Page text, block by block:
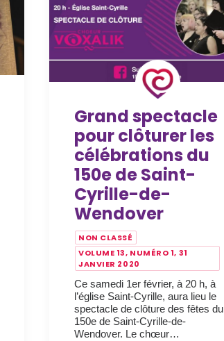
Grand spectacle
pour clôturer les
célébrations du
150e de Saint-
Cyrille-de-
Wendover
NON CLASSÉ
VOLUME 13, NUMÉRO 1, 31
JANVIER 2020
Ce samedi 1er février, à 20 h, à
l’église Saint-Cyrille, aura lieu le
spectacle de clôture des fêtes du
150e de Saint-Cyrille-de-
Wendover. Le chœur…